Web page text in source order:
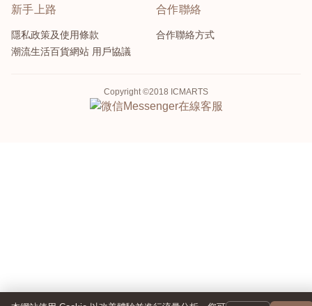
新手上路
隱私政策及使用條款
潮流生活百貨網站 用戶協議
合作聯絡
合作聯絡方式
Copyright ©2018 ICMARTS
Messenger在線客服